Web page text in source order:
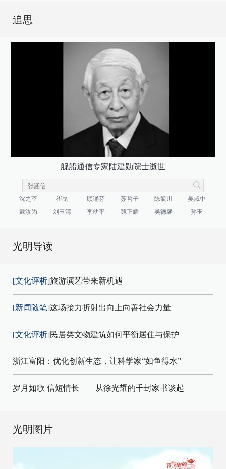
追思
舰船通信专家陆建勋院士逝世
沈之荃 崔崑 顾诵芬 苏哲子 陈毓川
吴咸中
戴汝为
刘玉清 李幼平 魏正耀 吴德馨 孙玉
光明导读
[文化评析]旅游演艺带来新机遇
[新闻随笔]这场接力折射出向上向善社会力量
[文化评析]民居类文物建筑如何平衡居住与保护
浙江富阳：优化创新生态，让科学家“如鱼得水”
岁月如歌 信短情长——从徐光耀的千封家书谈起
光明图片